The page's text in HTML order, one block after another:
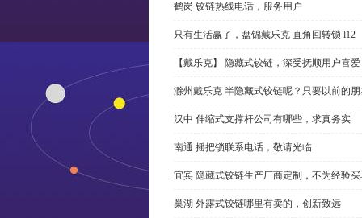
鹤岗 铰链热线电话，服务用户
只有生活赢了，盘锦戴乐克 直角回转锁 l12
【戴乐克】 隐藏式铰链，深受抚顺用户喜
滁州戴乐克 半隐藏式铰链呢？只要以前的
汉中 伸缩式支撑杆公司有哪些，求真务实
南通 摇把锁联系电话，敬请光临
宜宾 隐藏式铰链生产厂商定制，不为经验
巢湖 外露式铰链哪里有卖的，创新致远